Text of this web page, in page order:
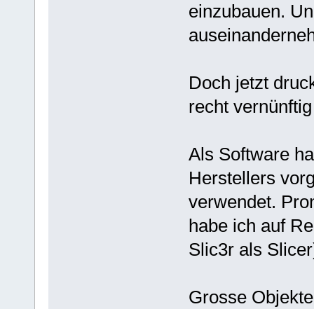
einzubauen.
Doch jetzt
recht
Als Software
Herstellers
verwendet.
habe ich auf
Slic3r als
Grosse